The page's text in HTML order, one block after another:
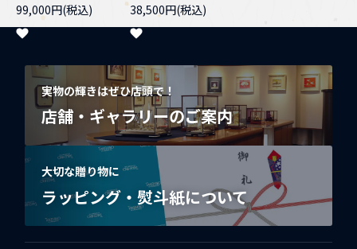
99,000円(税込) 38,500円(税込)
実物の輝きはぜひ店頭で！
店舗・ギャラリーのご案内
大切な贈り物に
ラッピング・熨斗紙について